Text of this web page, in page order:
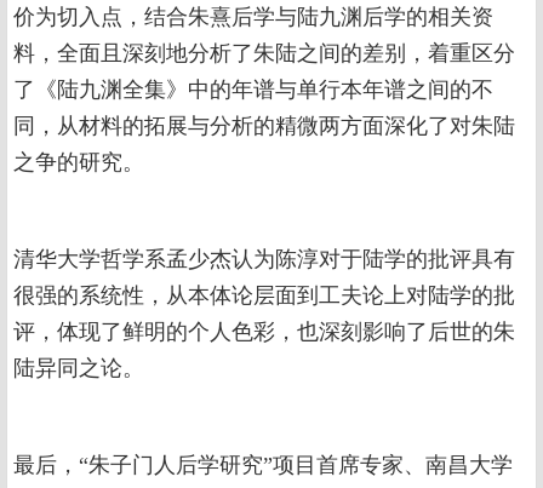
价为切入点，结合朱熹后学与陆九渊后学的相关资
料，全面且深刻地分析了朱陆之间的差别，着重区分
了《陆九渊全集》中的年谱与单行本年谱之间的不
同，从材料的拓展与分析的精微两方面深化了对朱陆
之争的研究。
清华大学哲学系孟少杰认为陈淳对于陆学的批评具有
很强的系统性，从本体论层面到工夫论上对陆学的批
评，体现了鲜明的个人色彩，也深刻影响了后世的朱
陆异同之论。
最后，“朱子门人后学研究”项目首席专家、南昌大学